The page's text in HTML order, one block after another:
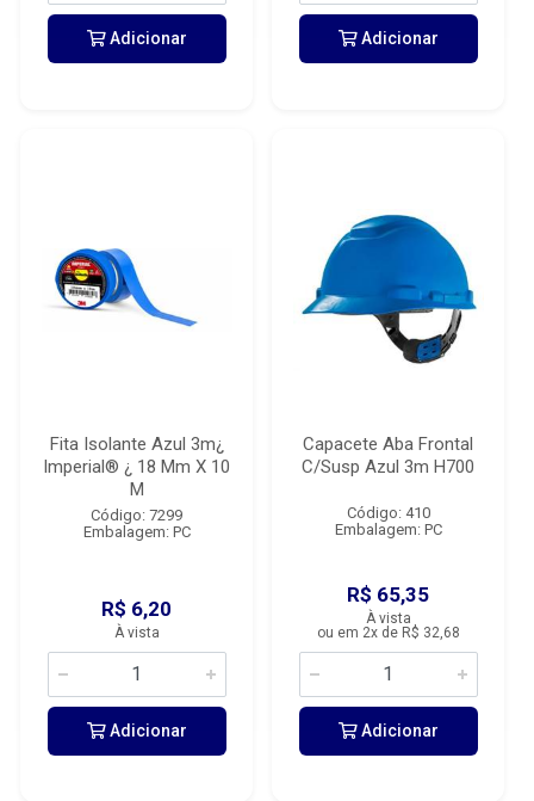
Adicionar Adicionar
Fita Isolante Azul 3m¿
Imperial® ¿ 18 Mm X 10
M
Código: 7299
Embalagem: PC
R$ 6,20
À vista
Adicionar
Capacete Aba Frontal
C/Susp Azul 3m H700
Código: 410
Embalagem: PC
R$ 65,35
À vista
ou em 2x de R$ 32,68
Adicionar